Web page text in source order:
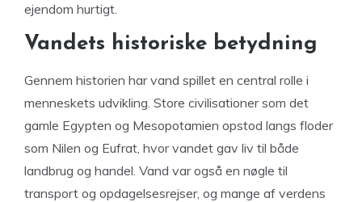
ejendom hurtigt.
Vandets historiske betydning
Gennem historien har vand spillet en central rolle i
menneskets udvikling. Store civilisationer som det
gamle Egypten og Mesopotamien opstod langs floder
som Nilen og Eufrat, hvor vandet gav liv til både
landbrug og handel. Vand var også en nøgle til
transport og opdagelsesrejser, og mange af verdens